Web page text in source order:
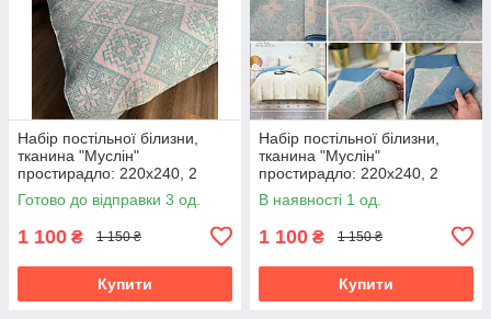
Набір постільної білизни,
тканина "Муслін"
простирадло: 220х240, 2
наволочки 50х70, підковдра
200х230
Готово до відправки 3 од.
1 100 ₴ 1 150 ₴
Купити
Набір постільної білизни,
тканина "Муслін"
простирадло: 220х240, 2
наволочки 50х70, підковдра
200х230
В наявності 1 од.
1 100 ₴ 1 150 ₴
Купити